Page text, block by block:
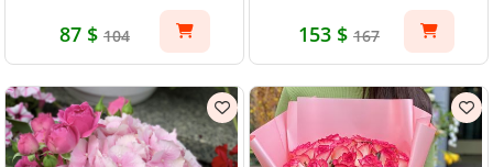
87 $ 104 153 $ 167